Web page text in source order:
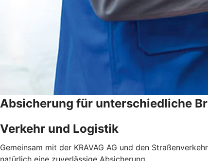
Absicherung für unterschiedliche
Verkehr und Logistik
Gemeinsam mit der KRAVAG AG und den
natürlich eine zuverlässige Absicherung.